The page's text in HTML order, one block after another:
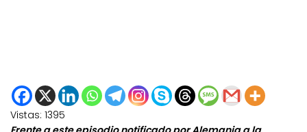
Vistas: 1395